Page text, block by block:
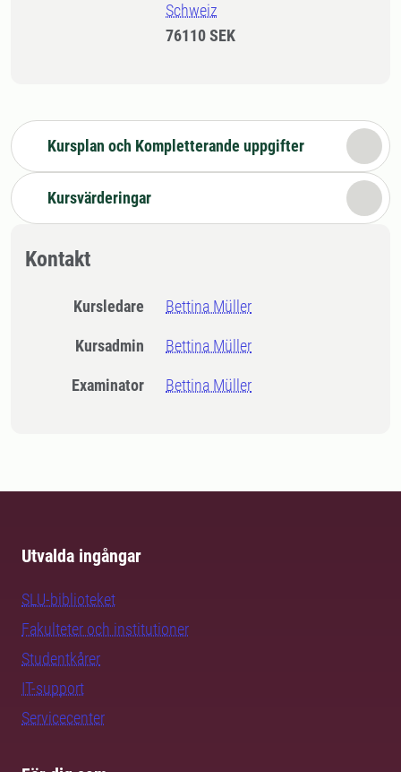
Schweiz
76110 SEK
Kursplan och Kompletterande uppgifter
Kursvärderingar
Kontakt
Kursledare Bettina Müller
Kursadmin Bettina Müller
Examinator Bettina Müller
Utvalda ingångar
SLU-biblioteket
Fakulteter och institutioner
Studentkårer
IT-support
Servicecenter